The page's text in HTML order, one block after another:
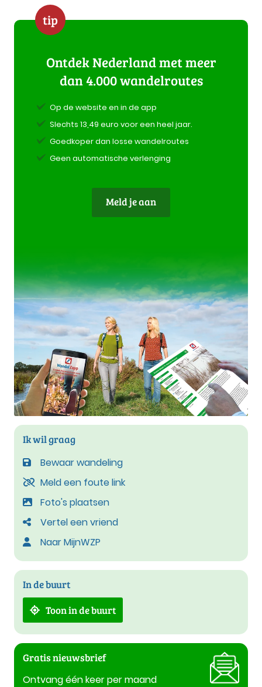
tip
Ontdek Nederland met meer
dan 4.000 wandelroutes
Op de website en in de app
Slechts 13,49 euro voor een heel jaar.
Goedkoper dan losse wandelroutes
Geen automatische verlenging
Meld je aan
Ik wil graag
Bewaar wandeling
Meld een foute link
Foto's plaatsen
Vertel een vriend
Naar MijnWZP
In de buurt
Toon in de buurt
Gratis nieuwsbrief
Ontvang één keer per maand